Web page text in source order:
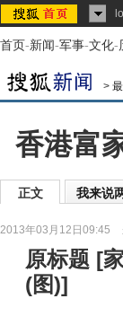
首页-新闻-军事-文化-
>
香港富
正文 我来说
2013年03月12日09:45
原标题 [
(图)]